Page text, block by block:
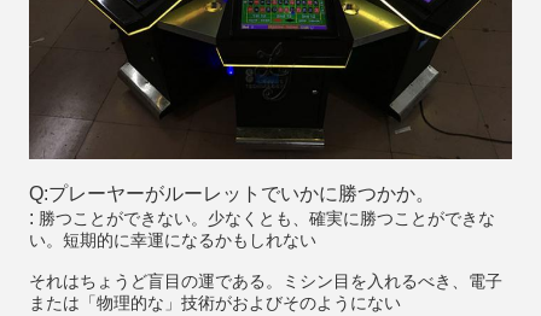
Q:プレーヤーがルーレットでいかに勝つかか。
: 勝つことができない。少なくとも、確実に勝つことができな
い。短期的に幸運になるかもしれない
それはちょうど盲目の運である。ミシン目を入れるべき、電子
または「物理的な」技術がおよびそのようにない